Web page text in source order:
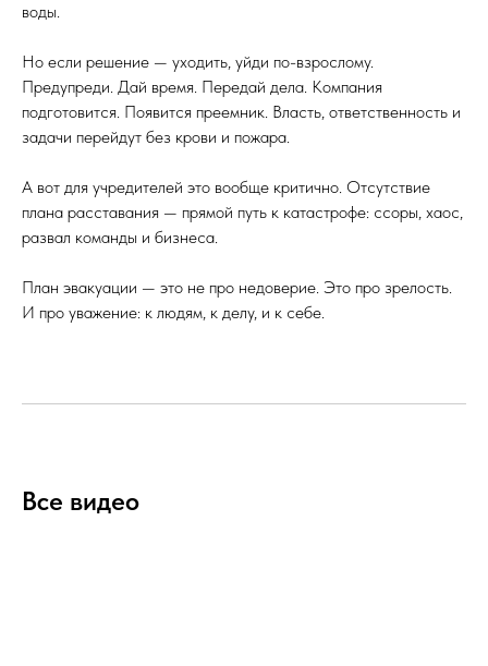
воды.
Но если решение — уходить, уйди по-взрослому.
Предупреди. Дай время. Передай дела. Компания
подготовится. Появится преемник. Власть, ответственность и
задачи перейдут без крови и пожара.
А вот для учредителей это вообще критично. Отсутствие
плана расставания — прямой путь к катастрофе: ссоры, хаос,
развал команды и бизнеса.
План эвакуации — это не про недоверие. Это про зрелость.
И про уважение: к людям, к делу, и к себе.
Все видео